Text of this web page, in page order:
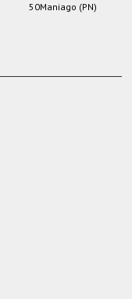
50Maniago (PN)